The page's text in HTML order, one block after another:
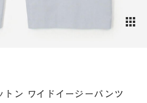
ン ワイドイージーパンツ